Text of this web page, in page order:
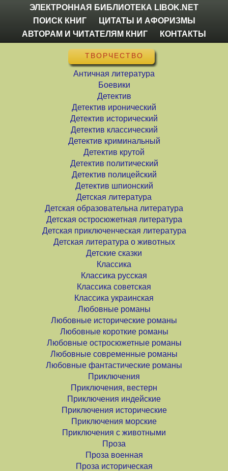
ЭЛЕКТРОННАЯ БИБЛИОТЕКА LIBOK.NET
ПОИСК КНИГ
ЦИТАТЫ И АФОРИЗМЫ
АВТОРАМ И ЧИТАТЕЛЯМ КНИГ
КОНТАКТЫ
ТВОРЧЕСТВО
Античная литература
Боевики
Детектив
Детектив иронический
Детектив исторический
Детектив классический
Детектив криминальный
Детектив крутой
Детектив политический
Детектив полицейский
Детектив шпионский
Детская литература
Детская образовательна литература
Детская остросюжетная литература
Детская приключенческая литература
Детская литература о животных
Детские сказки
Классика
Классика русская
Классика советская
Классика украинская
Любовные романы
Любовные исторические романы
Любовные короткие романы
Любовные остросюжетные романы
Любовные современные романы
Любовные фантастические романы
Приключения
Приключения, вестерн
Приключения индейские
Приключения исторические
Приключения морские
Приключения с животными
Проза
Проза военная
Проза историческая